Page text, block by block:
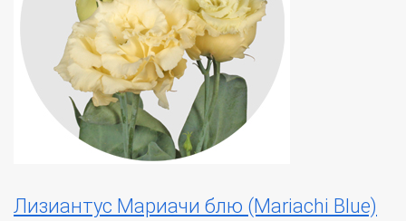
Лизиантус Мариачи блю (Mariachi Blue)